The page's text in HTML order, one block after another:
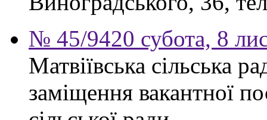
№ 45/9420 субота, 8
Матвіївська сільська
заміщення вакантної